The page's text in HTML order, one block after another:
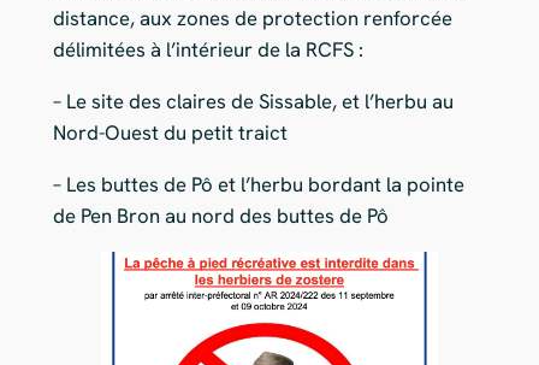
distance, aux zones de protection renforcée
délimitées à l’intérieur de la RCFS :
– Le site des claires de Sissable, et l’herbu au
Nord-Ouest du petit traict
– Les buttes de Pô et l’herbu bordant la pointe
de Pen Bron au nord des buttes de Pô